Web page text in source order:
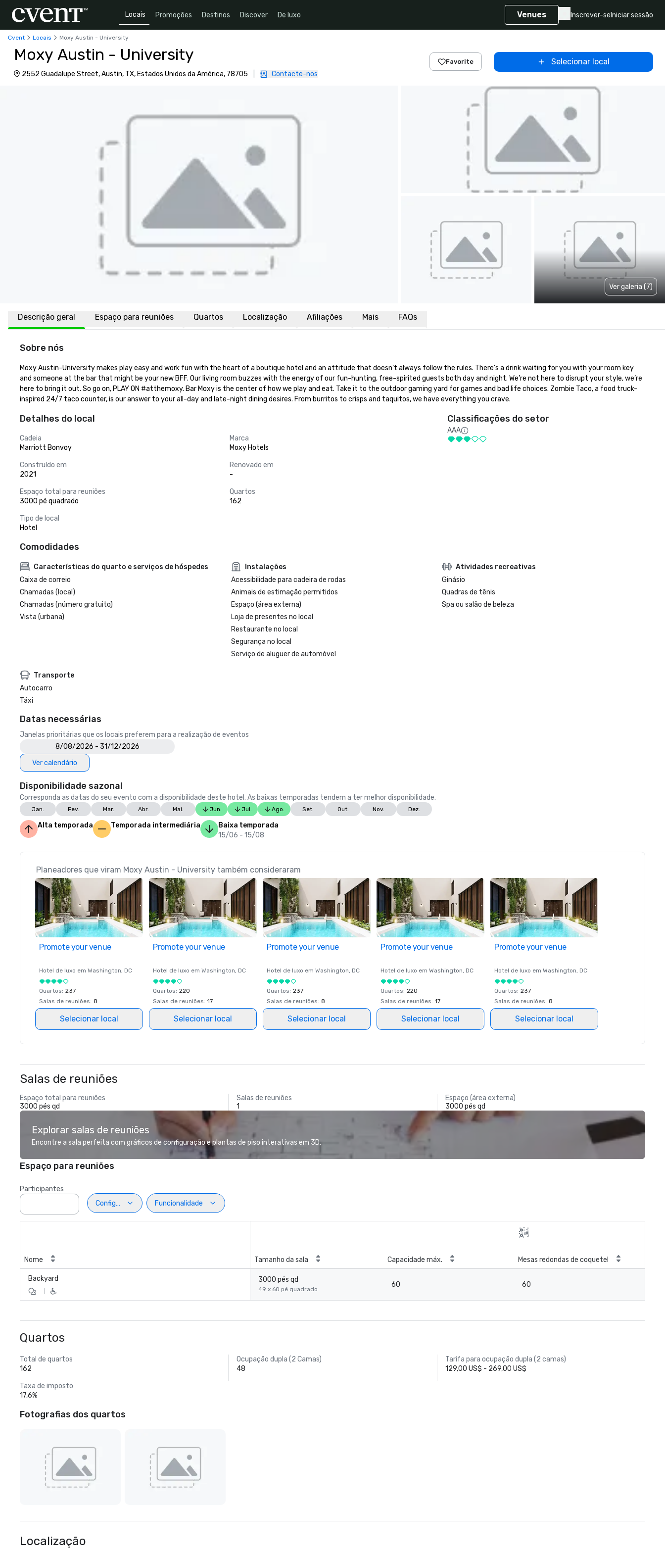
Locais Promoções Destinos Discover De luxo Venues Inscrever-se Iniciar sessão
Cvent Locais Moxy Austin - University
Moxy Austin - University
2552 Guadalupe Street, Austin, TX, Estados Unidos da América, 78705 Contacte-nos
Favorite Selecionar local
Ver galeria (7)
Descrição geral Espaço para reuniões Quartos Localização Afiliações Mais FAQs
Sobre nós
Moxy Austin-University makes play easy and work fun with the heart of a boutique hotel and an attitude that doesn’t always follow the rules. There’s a drink waiting for you with your room key
and someone at the bar that might be your new BFF. Our living room buzzes with the energy of our fun-hunting, free-spirited guests both day and night. We’re not here to disrupt your style, we’re
here to bring it out. So go on, PLAY ON #atthemoxy. Bar Moxy is the center of how we play and eat. Take it to the outdoor gaming yard for games and bad life choices. Zombie Taco, a food truck-
inspired 24/7 taco counter, is our answer to your all-day and late-night dining desires. From burritos to crisps and taquitos, we have everything you crave.
Detalhes do local
Cadeia
Marriott Bonvoy
Marca
Moxy Hotels
Construído em
2021
Renovado em
-
Espaço total para reuniões
3000 pé quadrado
Quartos
162
Tipo de local
Hotel
Classificações do setor
AAA
Comodidades
Características do quarto e serviços de hóspedes
Caixa de correio
Chamadas (local)
Chamadas (número gratuito)
Vista (urbana)
Instalações
Acessibilidade para cadeira de rodas
Animais de estimação permitidos
Espaço (área externa)
Loja de presentes no local
Restaurante no local
Segurança no local
Serviço de aluguer de automóvel
Atividades recreativas
Ginásio
Quadras de tênis
Spa ou salão de beleza
Transporte
Autocarro
Táxi
Datas necessárias
Janelas prioritárias que os locais preferem para a realização de eventos
8/08/2026 - 31/12/2026
Ver calendário
Disponibilidade sazonal
Corresponda as datas do seu evento com a disponibilidade deste hotel. As baixas temporadas tendem a ter melhor disponibilidade.
Jan. Fev. Mar. Abr. Mai. Jun. Jul. Ago. Set. Out. Nov. Dez.
Alta temporada Temporada intermediária
Baixa temporada
15/06 - 15/08
Planeadores que viram Moxy Austin - University também consideraram
Promote your venue
Hotel de luxo em Washington, DC
Quartos: 237
Salas de reuniões: 8
Selecionar local
Promote your venue
Hotel de luxo em Washington, DC
Quartos: 220
Salas de reuniões: 17
Selecionar local
Promote your venue
Hotel de luxo em Washington, DC
Quartos: 237
Salas de reuniões: 8
Selecionar local
Promote your venue
Hotel de luxo em Washington, DC
Quartos: 220
Salas de reuniões: 17
Selecionar local
Promote your venue
Hotel de luxo em Washington, DC
Quartos: 237
Salas de reuniões: 8
Selecionar local
Salas de reuniões
Espaço total para reuniões
3000 pés qd
Salas de reuniões
1
Espaço (área externa)
3000 pés qd
Explorar salas de reuniões
Encontre a sala perfeita com gráficos de configuração e plantas de piso interativas em 3D.
Espaço para reuniões
Participantes
Configuração
Funcionalidade
Nome Tamanho da sala Capacidade máx. Mesas redondas de coquetel
Backyard 3000 pés qd
49 x 60 pé quadrado
60 60
Quartos
Total de quartos
162
Ocupação dupla (2 Camas)
48
Tarifa para ocupação dupla (2 camas)
129,00 US$ - 269,00 US$
Taxa de imposto
17,6%
Fotografias dos quartos
Localização